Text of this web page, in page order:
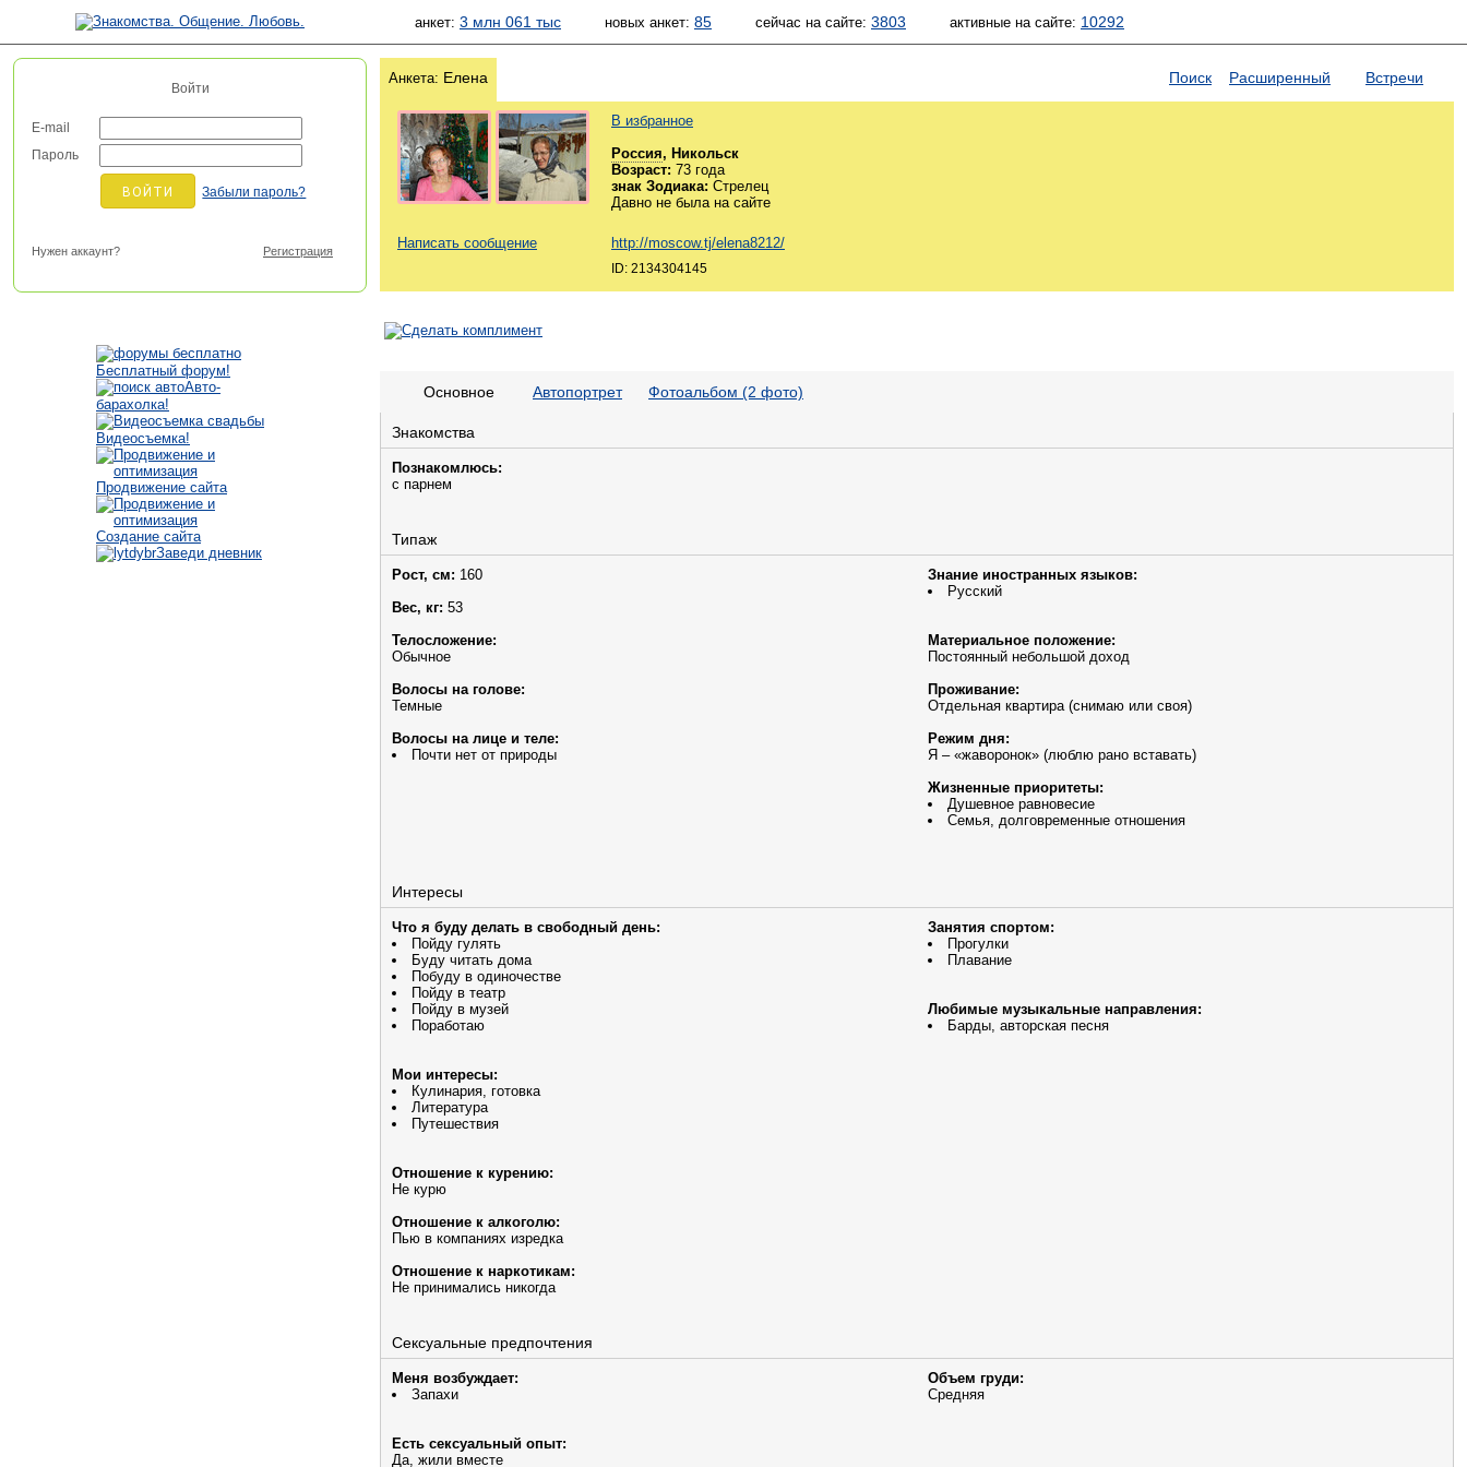
анкет: 3 млн 061 тыс новых анкет: 85 сейчас на сайте: 3803 активные на сайте: 10292
Войти
E-mail
Пароль
Забыли пароль?
Нужен аккаунт? Регистрация
Бесплатный форум!
Авто-
барахолка!
Видеосъемка!
Продвижение сайта
Создание сайта
Заведи дневник
Анкета: Елена Поиск Расширенный Встречи
В избранное
Россия, Никольск
Возраст: 73 года
знак Зодиака: Стрелец
Давно не была на сайте
Написать сообщение http://moscow.tj/elena8212/
ID: 2134304145
Основное Автопортрет Фотоальбом (2 фото)
Знакомства
Познакомлюсь:
с парнем
Типаж
Рост, см: 160
Вес, кг: 53
Телосложение:
Обычное
Волосы на голове:
Темные
Волосы на лице и теле:
Почти нет от природы
Знание иностранных языков:
Русский
Материальное положение:
Постоянный небольшой доход
Проживание:
Отдельная квартира (снимаю или своя)
Режим дня:
Я – «жаворонок» (люблю рано вставать)
Жизненные приоритеты:
Душевное равновесие
Семья, долговременные отношения
Интересы
Что я буду делать в свободный день:
Пойду гулять
Буду читать дома
Побуду в одиночестве
Пойду в театр
Пойду в музей
Поработаю
Мои интересы:
Кулинария, готовка
Литература
Путешествия
Отношение к курению:
Не курю
Отношение к алкоголю:
Пью в компаниях изредка
Отношение к наркотикам:
Не принимались никогда
Занятия спортом:
Прогулки
Плавание
Любимые музыкальные направления:
Барды, авторская песня
Сексуальные предпочтения
Меня возбуждает:
Запахи
Есть сексуальный опыт:
Да, жили вместе
Объем груди:
Средняя